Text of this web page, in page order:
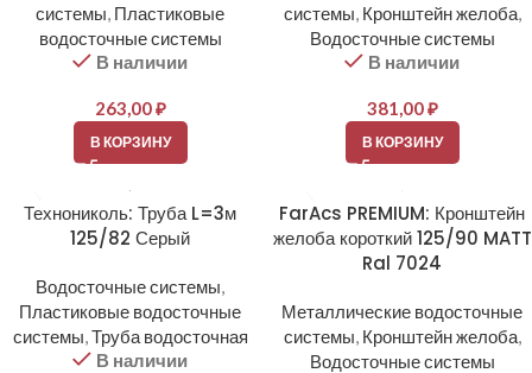
системы, Пластиковые
водосточные системы
В наличии
263,00₽
В КОРЗИНУ
системы, Кронштейн желоба,
Водосточные системы
В наличии
381,00₽
В КОРЗИНУ
Технониколь: Труба L=3м
125/82 Серый
Водосточные системы,
Пластиковые водосточные
системы,Труба водосточная
В наличии
FarAcs PREMIUM: Кронштейн
желоба короткий 125/90 MATT
Ral 7024
Металлические водосточные
системы, Кронштейн желоба,
Водосточные системы